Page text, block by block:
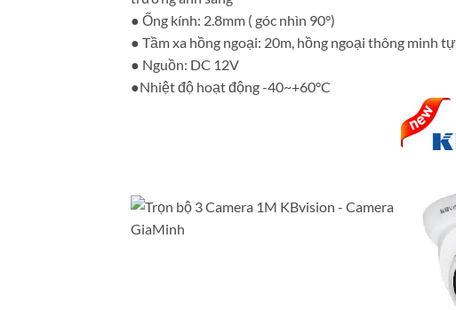
● Ống kính: 2.8mm ( góc nhìn 90°)
● Tầm xa hồng ngoại: 20m, hồng ngoại thông minh
● Nguồn: DC 12V
●Nhiệt độ hoạt động -40~+60°C